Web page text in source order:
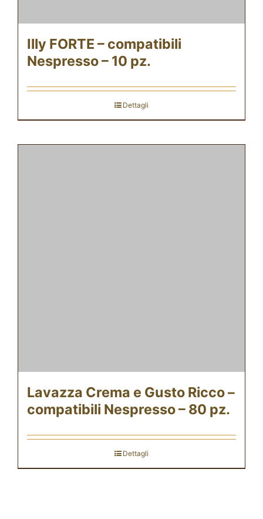
Illy FORTE – compatibili
Nespresso – 10 pz.
Dettagli
Lavazza Crema e Gusto Ricco –
compatibili Nespresso – 80 pz.
Dettagli